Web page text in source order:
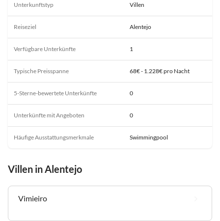
Unterkunftstyp Villen
Reiseziel Alentejo
Verfügbare Unterkünfte 1
Typische Preisspanne 68€ - 1.228€ pro Nacht
5-Sterne-bewertete Unterkünfte 0
Unterkünfte mit Angeboten 0
Häufige Ausstattungsmerkmale Swimmingpool
Villen in Alentejo
Vimieiro